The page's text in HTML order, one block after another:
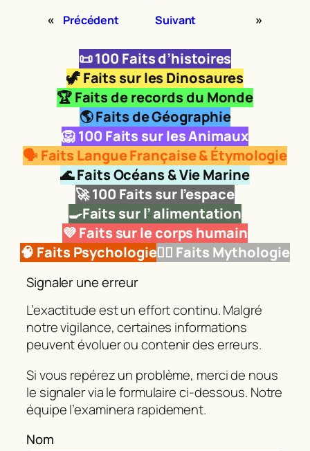
« Précédent Suivant »
📜100 Faits d’histoires
🦖Faits sur les Dinosaures
🏆 Faits de records du Monde
🌎 Faits de Géographie
🦁100 Faits sur les Animaux
🗣️ Faits Langue Française & Étymologie
🌊 Faits Océans & Vie Marine
🚀100 Faits sur l’espace
🍳Faits sur l’ alimentation
💜 Faits sur le corps humain
🧠 Faits Psychologie🧜‍♂️ Faits Mythologie
Signaler une erreur
L’exactitude est un effort continu. Malgré
notre vigilance, certaines informations
peuvent évoluer ou contenir des erreurs.
Si vous repérez un problème, merci de nous
le signaler via le formulaire ci‑dessous. Notre
équipe l’examinera rapidement.
Nom